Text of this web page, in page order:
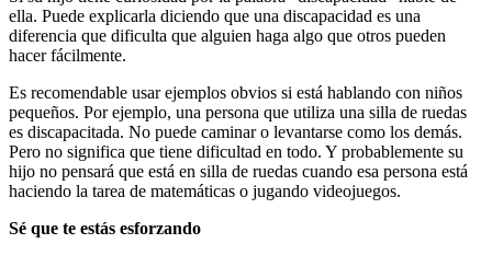
ella. Puede explicarla diciendo que una discapacidad es una
diferencia que dificulta que alguien haga algo que otros pueden
hacer fácilmente.
Es recomendable usar ejemplos obvios si está hablando con niños
pequeños. Por ejemplo, una persona que utiliza una silla de ruedas
es discapacitada. No puede caminar o levantarse como los demás.
Pero no significa que tiene dificultad en todo. Y probablemente su
hijo no pensará que está en silla de ruedas cuando esa persona está
haciendo la tarea de matemáticas o jugando videojuegos.
Sé que te estás esforzando